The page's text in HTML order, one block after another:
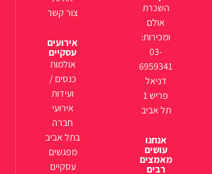
השכרת
אולם
ומכירות:
03-
6959341
דניאל
פריש 1
תל אביב
אנחנו
עושים
מאמצים
רבים
צור קשר
אירועים
עסקיים
אולמות
כנסים /
ועידות
אירועי
חברה
בתל אביב
מפגשים
עסקיים